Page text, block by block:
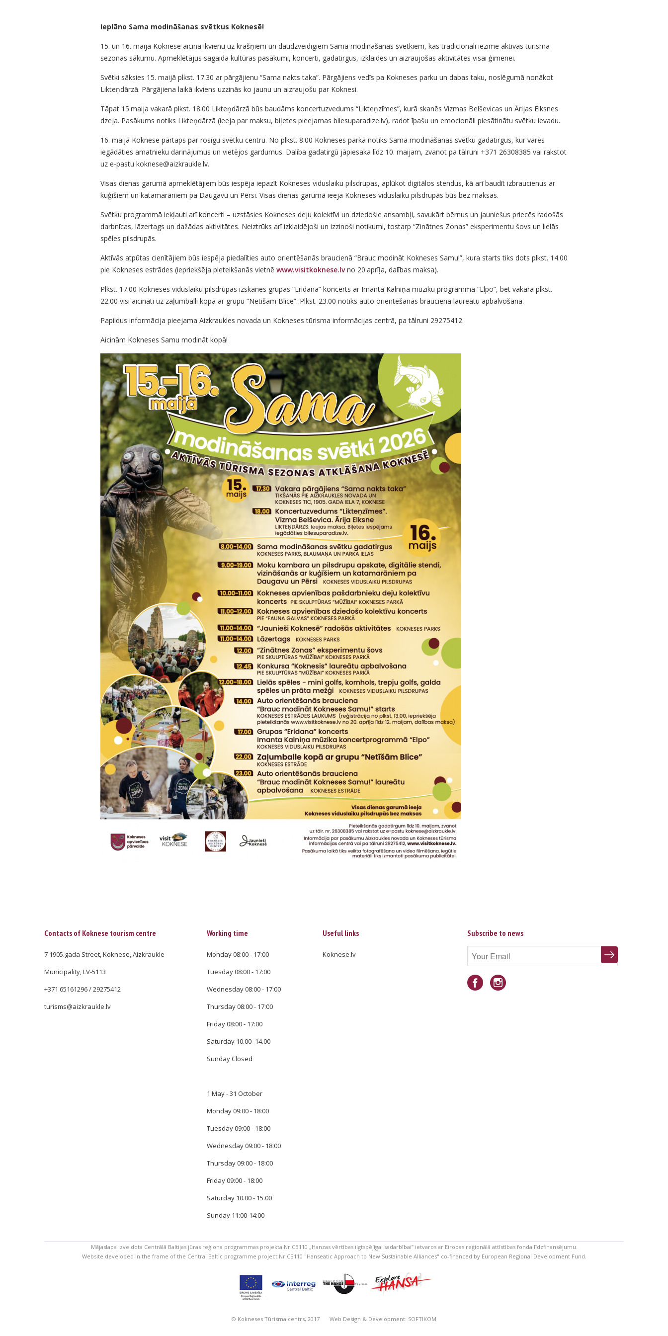
Ieplāno Sama modināšanas svētkus Koknesē!
15. un 16. maijā Koknese aicina ikvienu uz krāšņiem un daudzveidīgiem Sama modināšanas svētkiem, kas tradicionāli iezīmē aktīvās tūrisma
sezonas sākumu. Apmeklētājus sagaida kultūras pasākumi, koncerti, gadatirgus, izklaides un aizraujošas aktivitātes visai ģimenei.
Svētki sāksies 15. maijā plkst. 17.30 ar pārgājienu “Sama nakts taka”. Pārgājiens vedīs pa Kokneses parku un dabas taku, noslēgumā nonākot
Likteņdārzā. Pārgājiena laikā ikviens uzzinās ko jaunu un aizraujošu par Koknesi.
Tāpat 15.maija vakarā plkst. 18.00 Likteņdārzā būs baudāms koncertuzvedums “Likteņzīmes”, kurā skanēs Vizmas Belševicas un Ārijas Elksnes
dzeja. Pasākums notiks Likteņdārzā (ieeja par maksu, biļetes pieejamas bilesuparadize.lv), radot īpašu un emocionāli piesātinātu svētku ievadu.
16. maijā Koknese pārtaps par rosīgu svētku centru. No plkst. 8.00 Kokneses parkā notiks Sama modināšanas svētku gadatirgus, kur varēs
iegādāties amatnieku darinājumus un vietējos gardumus. Dalība gadatirgū jāpiesaka līdz 10. maijam, zvanot pa tālruni +371 26308385 vai rakstot
uz e-pastu koknese@aizkraukle.lv.
Visas dienas garumā apmeklētājiem būs iespēja iepazīt Kokneses viduslaiku pilsdrupas, aplūkot digitālos stendus, kā arī baudīt izbraucienus ar
kuģīšiem un katamarāniem pa Daugavu un Pērsi. Visas dienas garumā ieeja Kokneses viduslaiku pilsdrupās būs bez maksas.
Svētku programmā iekļauti arī koncerti – uzstāsies Kokneses deju kolektīvi un dziedošie ansambļi, savukārt bērnus un jauniešus priecēs radošās
darbnīcas, lāzertags un dažādas aktivitātes. Neiztrūks arī izklaidējoši un izzinoši notikumi, tostarp “Zinātnes Zonas” eksperimentu šovs un lielās
spēles pilsdrupās.
Aktīvās atpūtas cienītājiem būs iespēja piedalīties auto orientēšanās braucienā “Brauc modināt Kokneses Samu!”, kura starts tiks dots plkst. 14.00
pie Kokneses estrādes (iepriekšēja pieteikšanās vietnē www.visitkoknese.lvno 20.aprīļa, dalības maksa).
Plkst. 17.00 Kokneses viduslaiku pilsdrupās izskanēs grupas “Eridana” koncerts ar Imanta Kalniņa mūziku programmā “Elpo”, bet vakarā plkst.
22.00 visi aicināti uz zaļumballi kopā ar grupu “Netīšām Blice”. Plkst. 23.00 notiks auto orientēšanās brauciena laureātu apbalvošana.
Papildus informācija pieejama Aizkraukles novada un Kokneses tūrisma informācijas centrā, pa tālruni 29275412.
Aicinām Kokneses Samu modināt kopā!
Contacts of Koknese tourism centre
7 1905.gada Street, Koknese, Aizkraukle
Municipality, LV-5113
+371 65161296 / 29275412
turisms@aizkraukle.lv
Working time
Monday 08:00 - 17:00
Tuesday 08:00 - 17:00
Wednesday 08:00 - 17:00
Thursday 08:00 - 17:00
Friday 08:00 - 17:00
Saturday 10.00- 14.00
Sunday Closed
1 May - 31 October
Monday 09:00 - 18:00
Tuesday 09:00 - 18:00
Wednesday 09:00 - 18:00
Thursday 09:00 - 18:00
Friday 09:00 - 18:00
Saturday 10.00 - 15.00
Sunday 11:00-14:00
Useful links
Koknese.lv
Subscribe to news
Mājaslapa izveidota Centrālā Baltijas jūras reģiona programmas projekta Nr.CB110 „Hanzas vērtības ilgtspējīgai sadarbībai” ietvaros ar Eiropas reģionālā attīstības fonda līdzfinansējumu.
Website developed in the frame of the Central Baltic programme project Nr.CB110 "Hanseatic Approach to New Sustainable Alliances" co-financed by European Regional Development Fund.
© Kokneses Tūrisma centrs, 2017 Web Design & Development: SOFTIKOM